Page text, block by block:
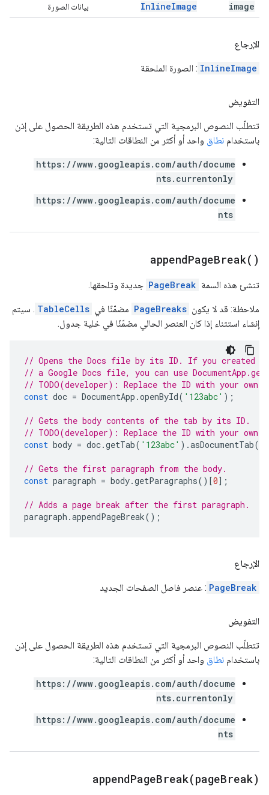
image
InlineImage بيانات الصورة
الإرجاع
InlineImage : الصورة الملحقة
التفويض
تتطلّب النصوص البرمجية التي تستخدم هذه الطريقة الحصول على إذن
باستخدام نطاق واحد أو أكثر من النطاقات التالية:
https://www.googleapis.com/auth/docume
nts.currentonly
https://www.googleapis.com/auth/docume
nts
appendPageBreak( )
تنشئ هذه السمة PageBreak جديدة وتلحقها.
ملاحظة: قد لا يكون PageBreaks مضمّنًا في TableCells . سيتم
إنشاء استثناء إذا كان العنصر الحالي مضمّنًا في خلية جدول.
// Opens the Docs file by its ID. If you created
// a Google Docs file, you can use
// TODO(developer): Replace the ID with your own.
const doc = DocumentApp .openById( '123abc' );
// Gets the body contents of the tab by its ID.
// TODO(developer): Replace the ID with your own.
const body = doc.getTab( '123abc' ).asDocumentTab().
// Gets the first paragraph from the body.
const paragraph = body.getParagraphs()[0];
// Adds a page break after the first paragraph.
paragraph .appendPageBreak();
الإرجاع
PageBreak : عنصر فاصل الصفحات الجديد
التفويض
تتطلّب النصوص البرمجية التي تستخدم هذه الطريقة الحصول على إذن
باستخدام نطاق واحد أو أكثر من النطاقات التالية:
https://www.googleapis.com/auth/docume
nts.currentonly
https://www.googleapis.com/auth/docume
nts
appendPageBreak(pageBreak)